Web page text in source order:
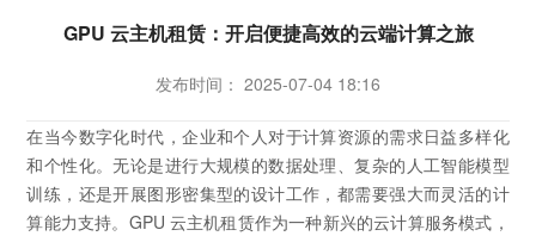
GPU 云主机租赁：开启便捷高效的云端计算之旅
发布时间： 2025-07-04 18:16
在当今数字化时代，企业和个人对于计算资源的需求日益多样化
和个性化。无论是进行大规模的数据处理、复杂的人工智能模型
训练，还是开展图形密集型的设计工作，都需要强大而灵活的计
算能力支持。GPU 云主机租赁作为一种新兴的云计算服务模式，